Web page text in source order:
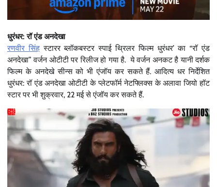
धुरंधर: रॉ एंड अनदेखा
रणवीर सिंहस्टारर ब्लॉकबस्टर स्पाई थ्रिलर फिल्म धुरंधर’ का “रॉ एंड
अनदेखा” वर्जन ओटीटी पर रिलीज हो गया है. ये वर्जन अनकट है यानी दर्शक
फिल्म के अनदेखे सीन्स को भी एंजॉय कर सकते हैं. आदित्य धर निर्देशित
धुरंधर: रॉ एंड अनदेखा ओटीटी के प्लेटफॉर्म नेटफ्लिक्स के अलावा जियो हॉट
स्टार पर भी शुक्रवार, 22 मई से एंजॉय कर सकते हैं.